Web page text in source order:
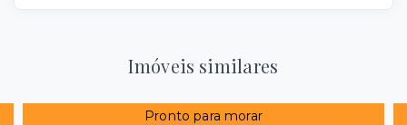
Imóveis similares
Pronto para morar